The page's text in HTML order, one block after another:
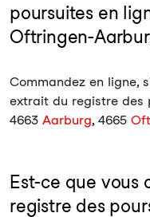
poursuites en
Oftringen-
Commandez en ligne,
extrait du registre des
4663 Aarburg, 4665
Est-ce que vous
registre des